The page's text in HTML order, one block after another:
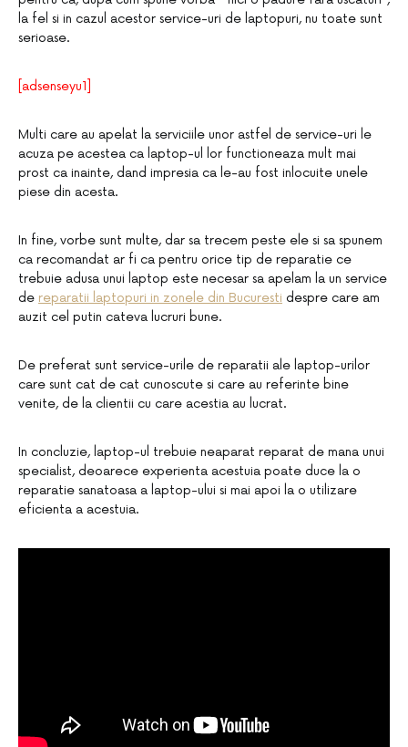
la fel si in cazul acestor service-uri de laptopuri, nu toate sunt
serioase.
[adsenseyu1]
Multi care au apelat la serviciile unor astfel de service-uri le
acuza pe acestea ca laptop-ul lor functioneaza mult mai
prost ca inainte, dand impresia ca le-au fost inlocuite unele
piese din acesta.
In fine, vorbe sunt multe, dar sa trecem peste ele si sa spunem
ca recomandat ar fi ca pentru orice tip de reparatie ce
trebuie adusa unui laptop este necesar sa apelam la un service
de reparatii laptopuri in zonele din Bucuresti despre care am
auzit cel putin cateva lucruri bune.
De preferat sunt service-urile de reparatii ale laptop-urilor
care sunt cat de cat cunoscute si care au referinte bine
venite, de la clientii cu care acestia au lucrat.
In concluzie, laptop-ul trebuie neaparat reparat de mana unui
specialist, deoarece experienta acestuia poate duce la o
reparatie sanatoasa a laptop-ului si mai apoi la o utilizare
eficienta a acestuia.